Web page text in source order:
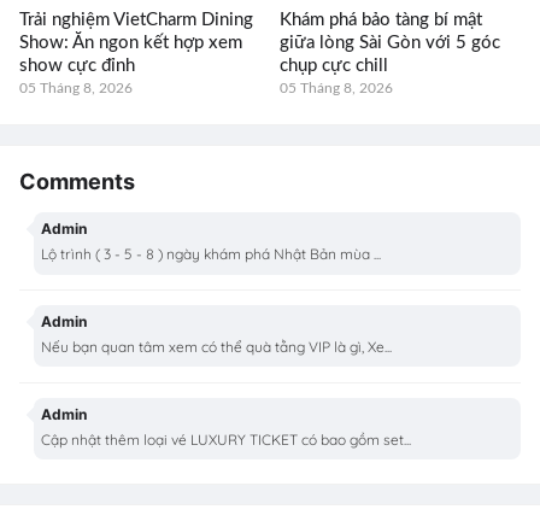
Trải nghiệm VietCharm Dining
Show: Ăn ngon kết hợp xem
show cực đỉnh
05 Tháng 8, 2026
Khám phá bảo tàng bí mật
giữa lòng Sài Gòn với 5 góc
chụp cực chill
05 Tháng 8, 2026
Comments
Admin
Lộ trình ( 3 - 5 - 8 ) ngày khám phá Nhật Bản mùa ...
Admin
Nếu bạn quan tâm xem có thể quà tằng VIP là gì, Xe...
Admin
Cập nhật thêm loại vé LUXURY TICKET có bao gồm set...